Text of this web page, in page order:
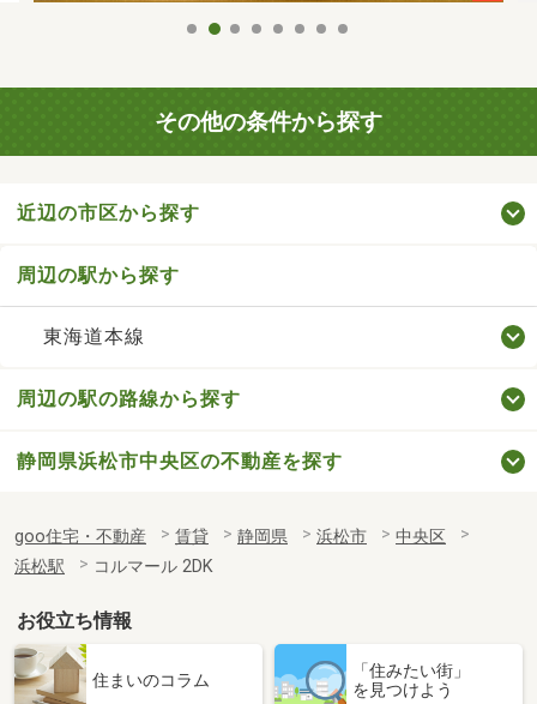
その他の条件から探す
近辺の市区から探す
周辺の駅から探す
東海道本線
周辺の駅の路線から探す
静岡県浜松市中央区の不動産を探す
goo住宅・不動産 賃貸 静岡県 浜松市
中央区
浜松駅
コルマール 2DK
お役立ち情報
住まいのコラム
「住みたい街」
を見つけよう